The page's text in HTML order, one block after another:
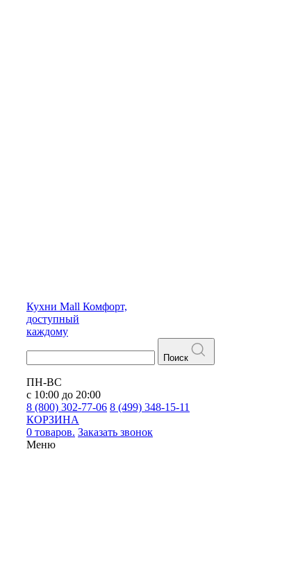
Кухни Mall Комфорт,
доступный
каждому
Поиск
ПН-ВС
с 10:00 до 20:00
8 (800) 302-77-06 8 (499) 348-15-11
КОРЗИНА
0 товаров. Заказать звонок
Меню